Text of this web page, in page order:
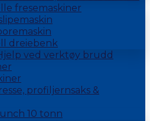
fresemaskiner
dreiebenk
ved verktøy brudd
profiljernsaks &
10 tonn